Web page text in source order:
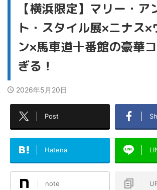
【横浜限定】マリー・ア
ト・スタイル展×ニナス×
ン×馬車道十番館の豪華
ぎる！
2026年5月20日
Post
Hatena
note